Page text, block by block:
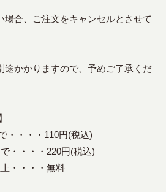
合、ご注文をキャンセルとさせて
途かかりますので、予めご了承くだ
・・・110円(税込)
・・・・220円(税込)
・・・・無料